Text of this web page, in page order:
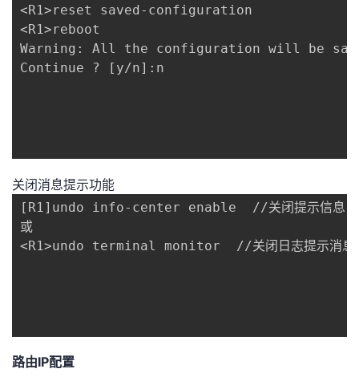
<R1>reset saved-configuration
<R1>reboot
Warning: All the configuration will be
Continue ? [y/n]:n
关闭消息提示功能
[R1]undo info-center enable  //关闭提示信息，提
或
<R1>undo terminal monitor  //关闭日志提示消息（
路由IP配置